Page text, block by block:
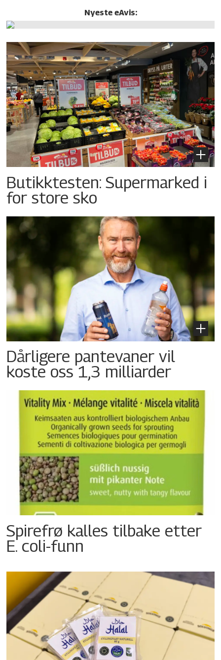
Nyeste eAvis:
Butikktesten: Supermarked i
for store sko
Dårligere pantevaner vil
koste oss 1,3 milliarder
Spirefrø kalles tilbake etter
E. coli-funn